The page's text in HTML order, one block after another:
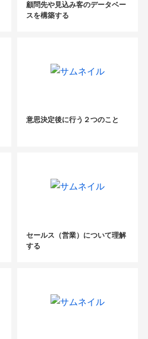
顧問先や見込み客のデータベー
スを構築する
意思決定後に行う２つのこと
セールス（営業）について理解
する